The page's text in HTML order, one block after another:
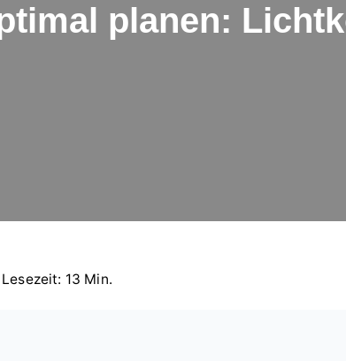
planen:
13 Min.